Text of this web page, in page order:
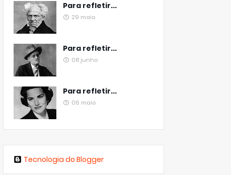
Para refletir...
29 maio
Para refletir...
08 junho
Para refletir...
06 maio
Tecnologia do Blogger